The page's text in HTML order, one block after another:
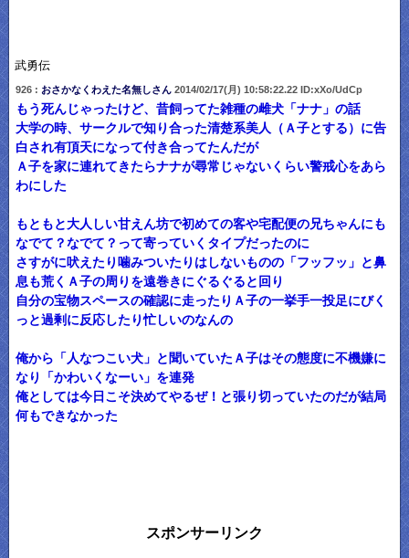
武勇伝
926 : おさかなくわえた名無しさん2014/02/17(月) 10:58:22.22 ID:xXo/UdCp
もう死んじゃったけど、昔飼ってた雑種の雌犬「ナナ」の話
大学の時、サークルで知り合った清楚系美人（Ａ子とする）に告
白され有頂天になって付き合ってたんだが
Ａ子を家に連れてきたらナナが尋常じゃないくらい警戒心をあら
わにした
もともと大人しい甘えん坊で初めての客や宅配便の兄ちゃんにも
なでて？なでて？って寄っていくタイプだったのに
さすがに吠えたり噛みついたりはしないものの「フッフッ」と鼻
息も荒くＡ子の周りを遠巻きにぐるぐると回り
自分の宝物スペースの確認に走ったりＡ子の一挙手一投足にびく
っと過剰に反応したり忙しいのなんの
俺から「人なつこい犬」と聞いていたＡ子はその態度に不機嫌に
なり「かわいくなーい」を連発
俺としては今日こそ決めてやるぜ！と張り切っていたのだが結局
何もできなかった
スポンサーリンク